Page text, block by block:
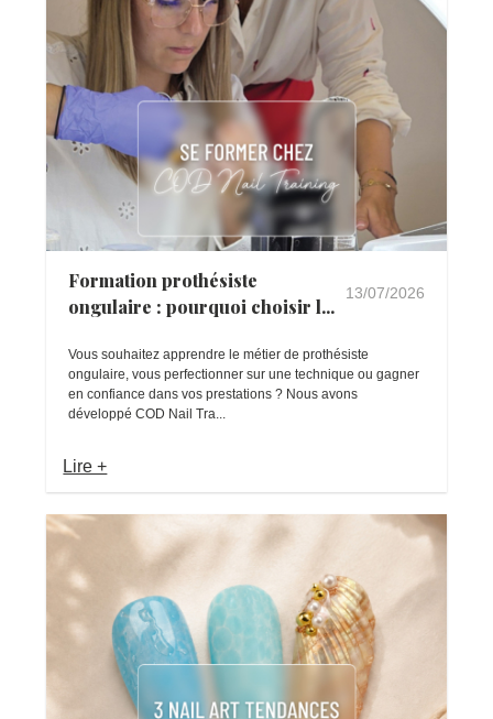
Formation prothésiste
ongulaire : pourquoi choisir l...
13/07/2026
Vous souhaitez apprendre le métier de prothésiste
ongulaire, vous perfectionner sur une technique ou gagner
en confiance dans vos prestations ? Nous avons
développé COD Nail Tra...
Lire +